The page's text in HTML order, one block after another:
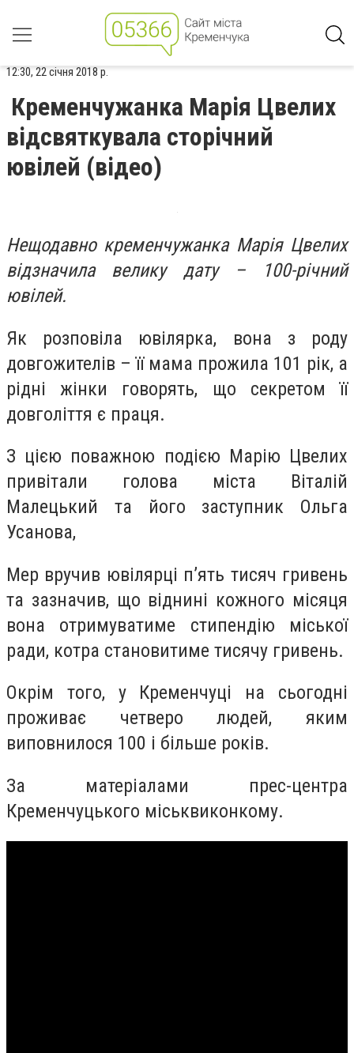
12:30, 22 січня 2018 р.
Кременчужанка Марія Цвелих
відсвяткувала сторічний
ювілей (відео)
Нещодавно кременчужанка Марія Цвелих
відзначила велику дату – 100-річний
ювілей.
Як розповіла ювілярка, вона з роду
довгожителів – її мама прожила 101 рік, а
рідні жінки говорять, що секретом її
довголіття є праця.
З цією поважною подією Марію Цвелих
привітали голова міста Віталій
Малецький та його заступник Ольга
Усанова,
Мер вручив ювілярці п’ять тисяч гривень
та зазначив, що віднині кожного місяця
вона отримуватиме стипендію міської
ради, котра становитиме тисячу гривень.
Окрім того, у Кременчуці на сьогодні
проживає четверо людей, яким
виповнилося 100 і більше років.
За матеріалами прес-центра
Кременчуцького міськвиконкому.